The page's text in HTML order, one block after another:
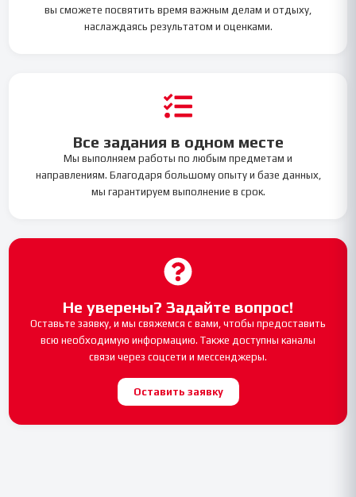
вы сможете посвятить время важным делам и отдыху,
наслаждаясь результатом и оценками.
Все задания в одном месте
Мы выполняем работы по любым предметам и
направлениям. Благодаря большому опыту и базе данных,
мы гарантируем выполнение в срок.
Не уверены? Задайте вопрос!
Оставьте заявку, и мы свяжемся с вами, чтобы предоставить
всю необходимую информацию. Также доступны каналы
связи через соцсети и мессенджеры.
Оставить заявку